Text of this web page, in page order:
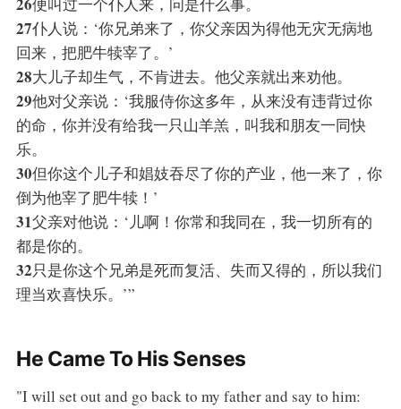
便叫过一个仆人来，问是什么事。
27仆人说：‘你兄弟来了，你父亲因为得他无灾无病地
回来，把肥牛犊宰了。’
28大儿子却生气，不肯进去。他父亲就出来劝他。
29他对父亲说：‘我服侍你这多年，从来没有违背过你
的命，你并没有给我一只山羊羔，叫我和朋友一同快
乐。
30但你这个儿子和娼妓吞尽了你的产业，他一来了，你
倒为他宰了肥牛犊！’
31父亲对他说：‘儿啊！你常和我同在，我一切所有的
都是你的。
32只是你这个兄弟是死而复活、失而又得的，所以我们
理当欢喜快乐。’”
He Came To His Senses
"I will set out and go back to my father and say to him: